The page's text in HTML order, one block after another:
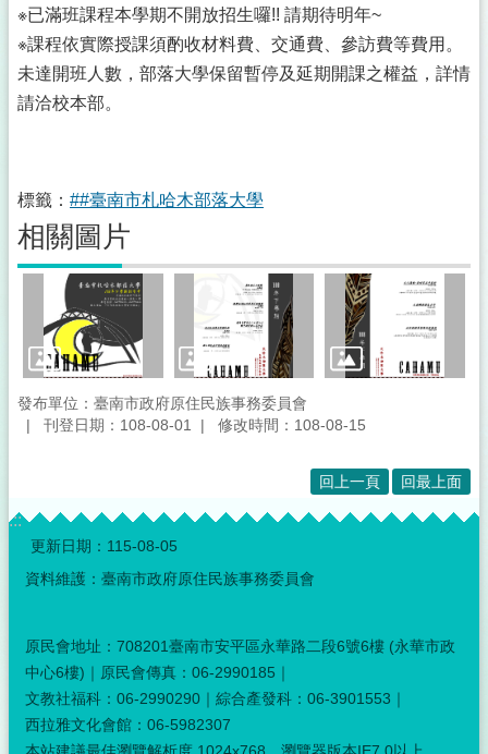
※已滿班課程本學期不開放招生囉!! 請期待明年~
※課程依實際授課須酌收材料費、交通費、參訪費等費用。
未達開班人數，部落大學保留暫停及延期開課之權益，詳情
請洽校本部。
標籤： ##臺南市札哈木部落大學
相關圖片
發布單位：臺南市政府原住民族事務委員會
刊登日期：108-08-01
修改時間：108-08-15
回上一頁 回最上面
:::
更新日期： 115-08-05
資料維護：臺南市政府原住民族事務委員會
原民會地址：708201臺南市安平區永華路二段6號6樓 (永華市政
中心6樓)｜原民會傳真：06-2990185｜
文教社福科：06-2990290｜綜合產發科：06-3901553｜
西拉雅文化會館：06-5982307